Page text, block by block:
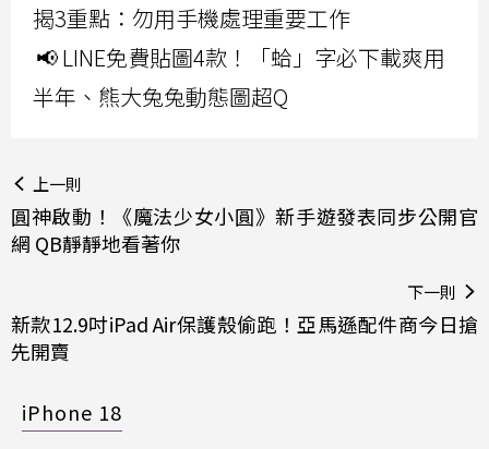
揭3重點：勿用手機處理重要工作
📢 LINE免費貼圖4款！「蛤」字必下載爽用
半年、熊大兔兔動態圖超Q
上一則
圓神啟動！《魔法少女小圓》新手遊發表同步公開官
網 QB靜靜地看著你
下一則
新款12.9吋iPad Air保護殼偷跑！亞馬遜配件商今日搶
先開賣
iPhone 18